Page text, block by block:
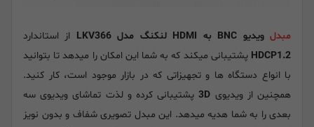
مبدلویدیو BNC به HDMI لنکنگ مدل LKV366
از استاندارد
HDCP1.2 پشتیبانی میکند که به شما این امکان را میدهد تا بتوانید
با انواع دستگاه ها و تجهیزاتی که در بازار موجود است، کار کنید.
همچنین از ویدیوی 3Dپشتیبانی کرده و لذت تماشای ویدیوی سه
بعدی را به شما هدیه میدهد. این مبدل تصویری شفاف و بدون نویز